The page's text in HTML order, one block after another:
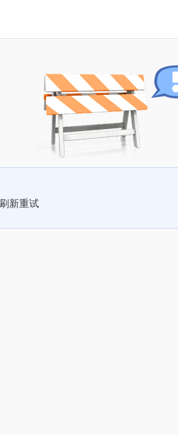
新重试